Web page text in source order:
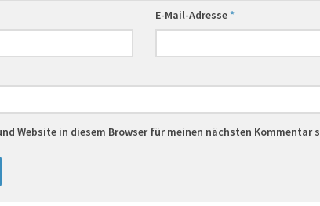
E-Mail-Adresse*
Website in diesem Browser für meinen nächsten Kommentar